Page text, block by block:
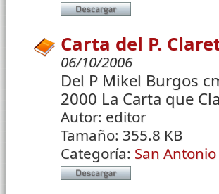
Carta del P.
06/10/2006
Del P Mikel Burgos
2000 La Carta que
Autor: editor
Tamaño: 355.8 KB
Categoría: San